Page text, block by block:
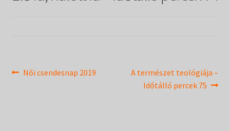
Kiadványok
menu
Bejegyzés
Previous
Női csendesnap 2019
Next
post:
A természet teológiája –
Időtálló percek 75